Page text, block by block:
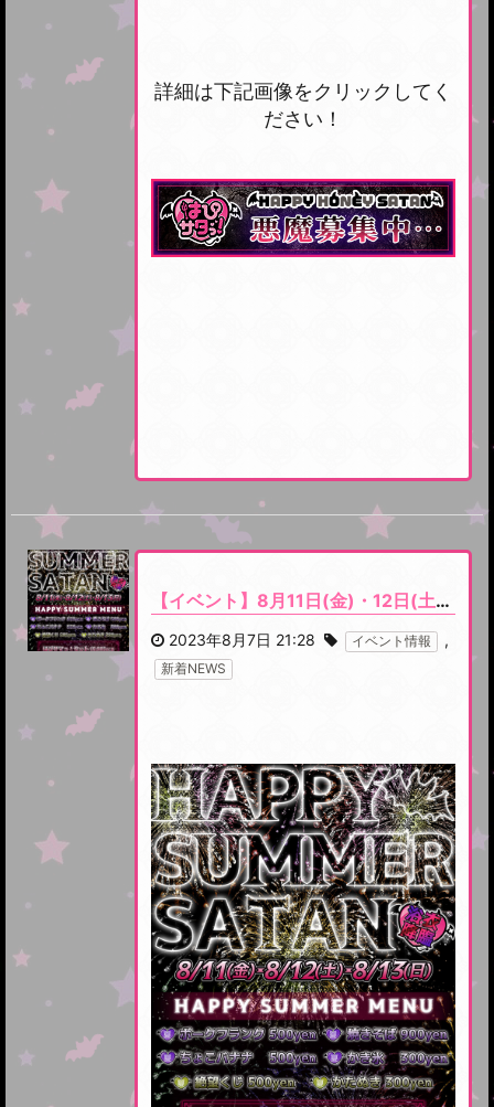
詳細は下記画像をクリックしてく
ださい！
【イベント】8月11日(金)・12日(土)・13日(日) 浴衣降臨イベント『HAPPY SUMMER SATAN』開催
2023年8月7日 21:28 イベント情報 ,
新着NEWS